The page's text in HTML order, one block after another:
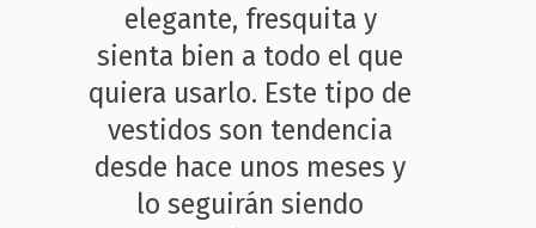
elegante, fresquita y
sienta bien a todo el que
quiera usarlo. Este tipo de
vestidos son tendencia
desde hace unos meses y
lo seguirán siendo